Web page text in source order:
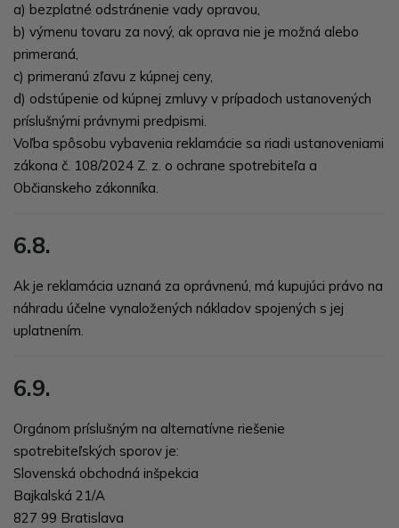
a) bezplatné odstránenie vady opravou,
b) výmenu tovaru za nový, ak oprava nie je možná alebo
primeraná,
c) primeranú zľavu z kúpnej ceny,
d) odstúpenie od kúpnej zmluvy v prípadoch ustanovených
príslušnými právnymi predpismi.
Voľba spôsobu vybavenia reklamácie sa riadi ustanoveniami
zákona č. 108/2024 Z. z. o ochrane spotrebiteľa a
Občianskeho zákonníka.
6.8.
Ak je reklamácia uznaná za oprávnenú, má kupujúci právo na
náhradu účelne vynaložených nákladov spojených s jej
uplatnením.
6.9.
Orgánom príslušným na alternatívne riešenie
spotrebiteľských sporov je:
Slovenská obchodná inšpekcia
Bajkalská 21/A
827 99 Bratislava